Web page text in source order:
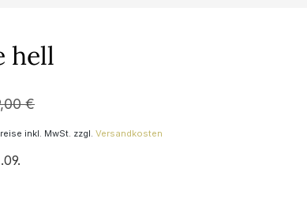
hell
€
inkl. MwSt. zzgl. Versandkosten